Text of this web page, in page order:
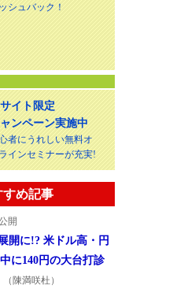
シュバック！
イト限定
ンペーン実施中
者にうれしい無料オ
インセミナーが充実!
め記事
開
開に!? 米ドル高・円
に140円の大台打診
（陳満咲杜）